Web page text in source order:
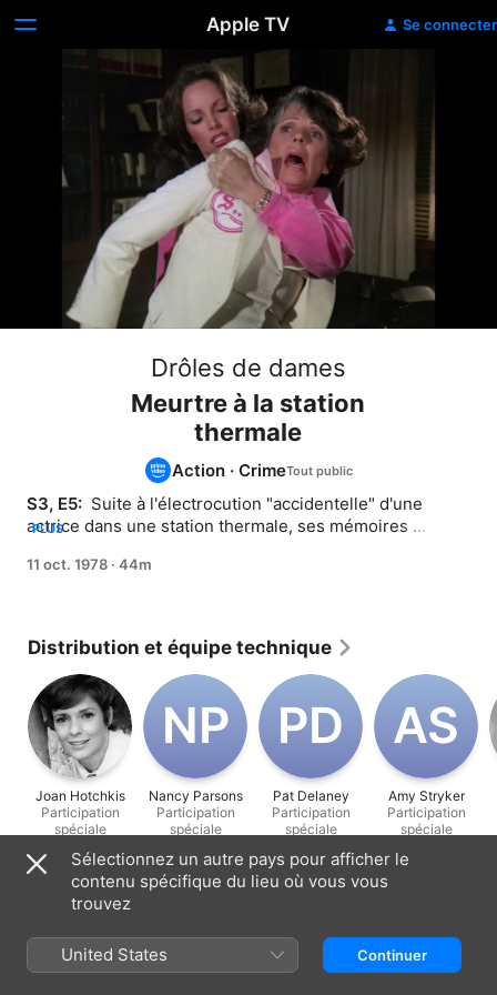
Apple TV Se connecter
Drôles de dames
Meurtre à la station
thermale
Action · Crime
S3, E5: Suite à l'électrocution "accidentelle" d'une
actrice dans une station thermale, ses mémoires
qui l'a vue vivante. Les Anges sont envoyés pour
PLUS
11 oct. 1978 · 44m
Distribution et équipe technique
Joan Hotchkis
Participation
spéciale
N‌P
Nancy Parsons
Participation
spéciale
P‌D
Pat Delaney
Participation
spéciale
A‌S
Amy Stryker
Participation
spéciale
Informations
1978
Durée
Sélectionnez un autre pays pour afficher le
contenu spécifique du lieu où vous vous
trouvez
United States Continuer